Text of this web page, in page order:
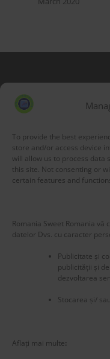
To provide the best
store and/or access device
will allow us to process data
this site. Not consenting or
certain features and
Romania Sweet Romania
datelor Dvs. cu caracter
Publicitate și
publicității și
dezvoltarea
Stocarea și/
Aflați mai multe: